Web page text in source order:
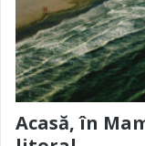
Acasă, în